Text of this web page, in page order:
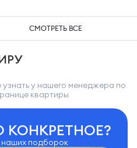
СМОТРЕТЬ ВСЕ
у нашего менеджера по
квартиры
КОНКРЕТНОЕ?
наших подборок